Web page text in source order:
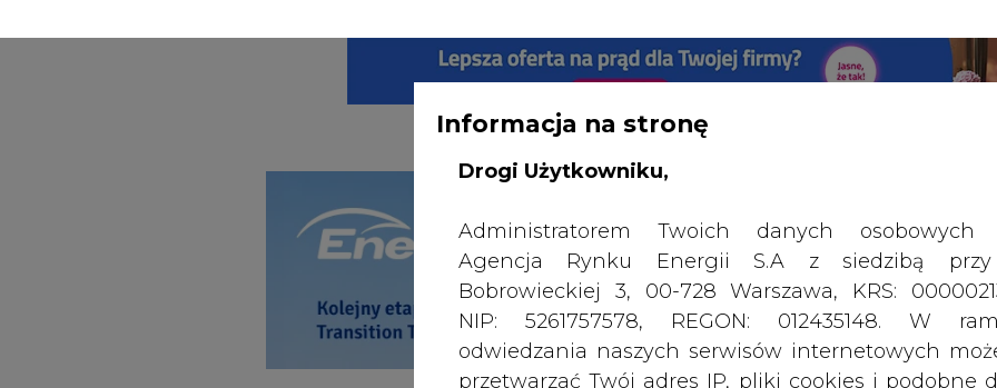
WYDAWCA PORTALU: WYSOKI KONTRAST
Informacja na stronę
Drogi Użytkowniku,
Agencja Rynku Energii S.A z siedzibą
Bobrowieckiej 3, 00-728 Warszawa, KRS:
NIP: 5261757578, REGON: 012435148. W
odwiedzania naszych serwisów internetowych
przetwarzać Twój adres IP, pliki cookies i podobne
nt. aktywności lub urządzeń użytkownika. Jeżeli